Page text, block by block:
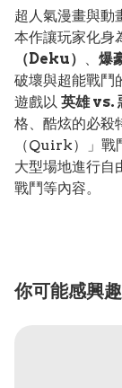
超人氣漫畫與動
本作讓玩家化身
（Deku） 、 爆
破壞與超能戰鬥
遊戲以 英雄 vs.
格、酷炫的必殺
（Quirk）」戰
大型場地進行自
戰鬥等內容。
你可能感興